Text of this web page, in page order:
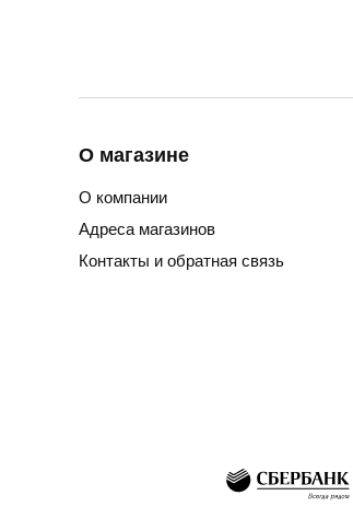
О магазине
О компании
Адреса магазинов
Контакты и обратная связь